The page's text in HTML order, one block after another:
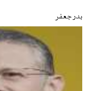
بدر جعفر